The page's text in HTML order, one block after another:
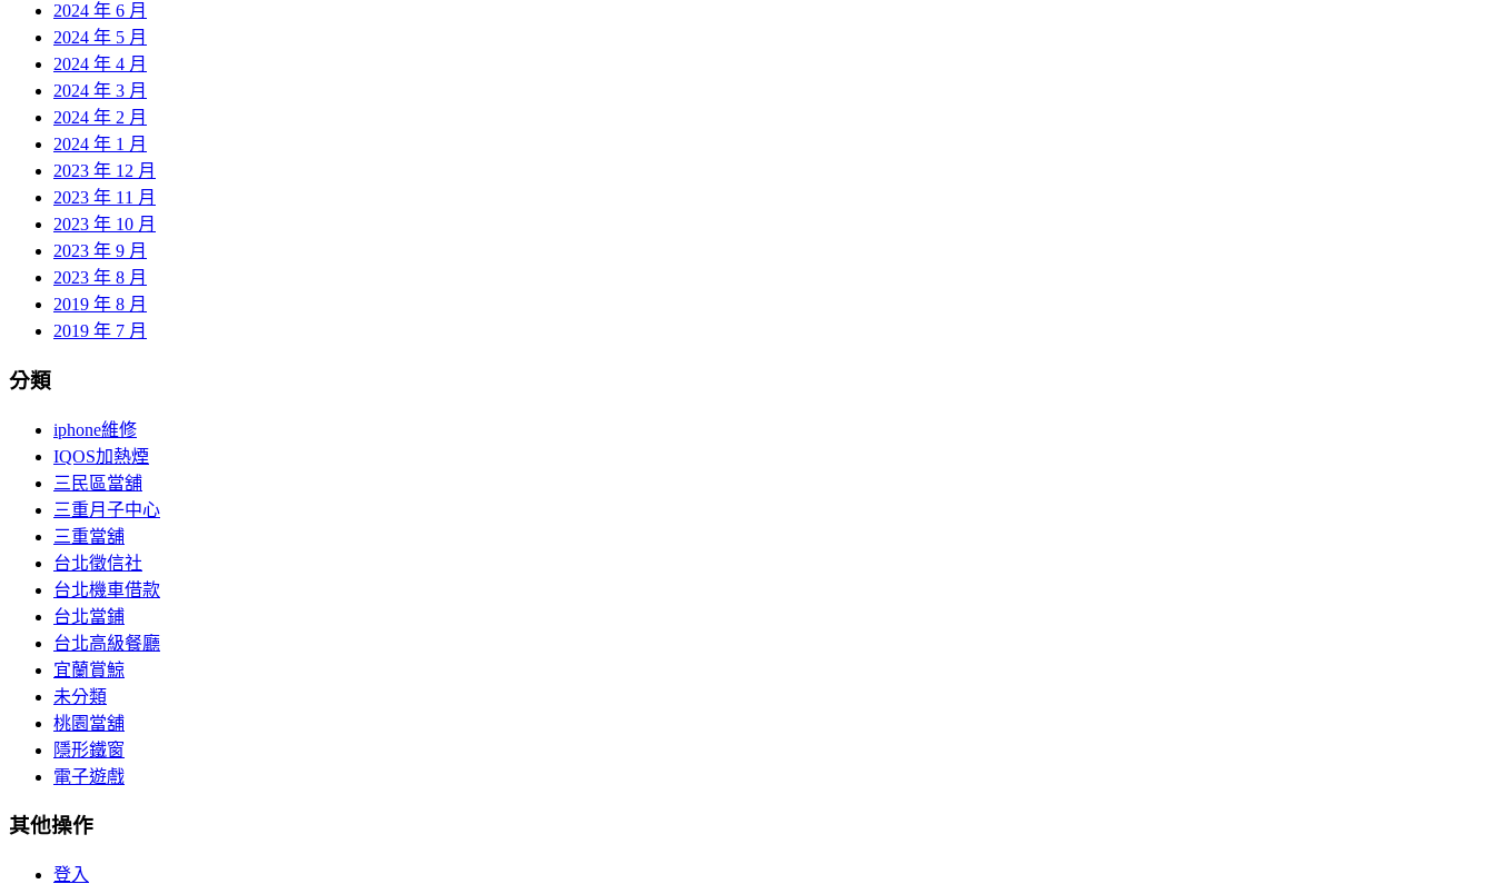
2024 年 6 月
2024 年 5 月
2024 年 4 月
2024 年 3 月
2024 年 2 月
2024 年 1 月
2023 年 12 月
2023 年 11 月
2023 年 10 月
2023 年 9 月
2023 年 8 月
2019 年 8 月
2019 年 7 月
分類
iphone維修
IQOS加熱煙
三民區當舖
三重月子中心
三重當舖
台北徵信社
台北機車借款
台北當鋪
台北高級餐廳
宜蘭賞鯨
未分類
桃園當舖
隱形鐵窗
電子遊戲
其他操作
登入